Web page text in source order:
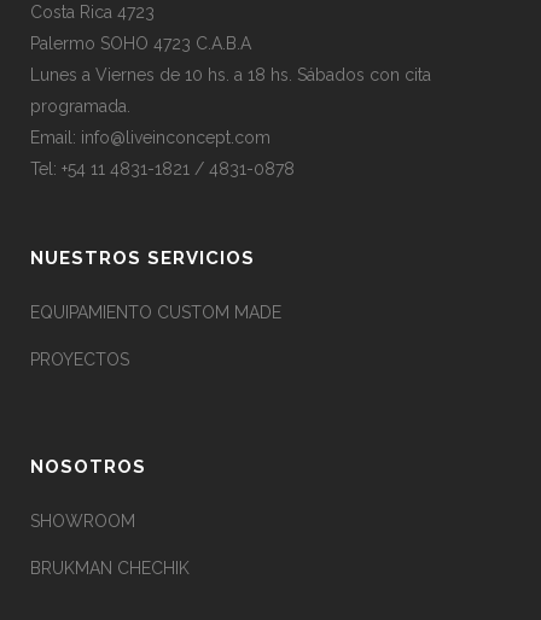
Costa Rica 4723
Palermo SOHO 4723 C.A.B.A
Lunes a Viernes de 10 hs. a 18 hs. Sábados con cita
programada.
Email: info@liveinconcept.com
Tel: +54 11 4831-1821 / 4831-0878
NUESTROS SERVICIOS
EQUIPAMIENTO CUSTOM MADE
PROYECTOS
NOSOTROS
SHOWROOM
BRUKMAN CHECHIK